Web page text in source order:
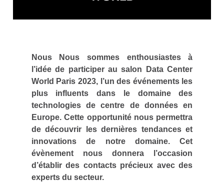
Nous Nous sommes enthousiastes à
l’idée de participer au salon Data Center
World Paris 2023, l’un des événements les
plus influents dans le domaine des
technologies de centre de données en
Europe. Cette opportunité nous permettra
de découvrir les dernières tendances et
innovations de notre domaine. Cet
évènement nous donnera l’occasion
d’établir des contacts précieux avec des
experts du secteur.